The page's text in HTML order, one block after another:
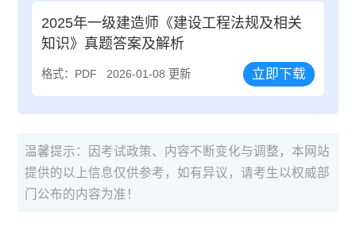
2025年一级建造师《建设工程法规及相关
知识》真题答案及解析
格式：PDF 2026-01-08 更新 立即下载
温馨提示：因考试政策、内容不断变化与调整，本网站
提供的以上信息仅供参考，如有异议，请考生以权威部
门公布的内容为准！